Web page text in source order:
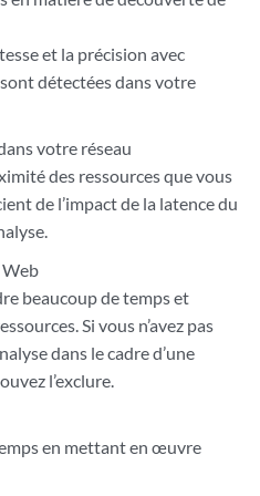
et la précision avec
détectées dans votre
votre réseau
des ressources que vous
de l’impact de la latence du
beaucoup de temps et
Si vous n’avez pas
dans le cadre d’une
l’exclure.
en mettant en œuvre